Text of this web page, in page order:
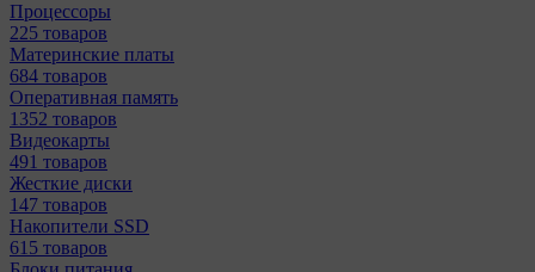
Процессоры
225 товаров
Материнcкие платы
684 товаров
Оперативная память
1352 товаров
Видеокарты
491 товаров
Жесткие диски
147 товаров
Накопители SSD
615 товаров